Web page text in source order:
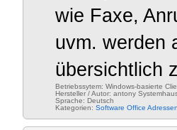
wie Faxe,
uvm. werden
übersichtlich
Betriebssytem: Windows-basierte
Hersteller / Autor: antony
Sprache: Deutsch
Kategorien: Software Office